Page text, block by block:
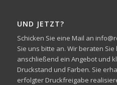
UND JETZT?
Schicken Sie eine Mail an
Sie uns bitte an. Wir beraten Sie
anschließend ein Angebot und
Druckstand und Farben. Sie
erfolgter Druckfreigabe